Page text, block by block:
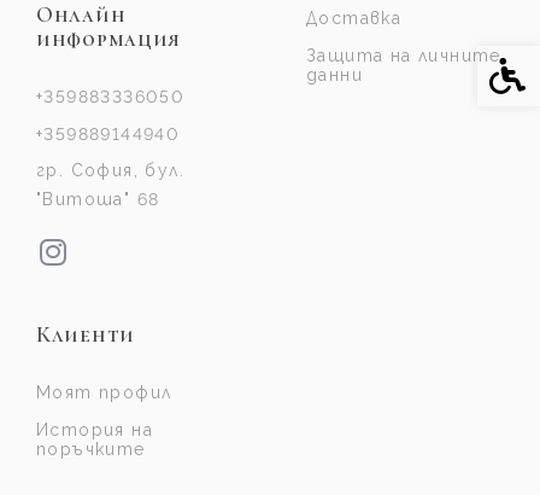
Онлайн
информация
+359883336050
+359889144940
гр. София, бул.
"Витоша" 68
Доставка
Защита на личните
данни
Клиенти
Моят профил
История на
поръчките